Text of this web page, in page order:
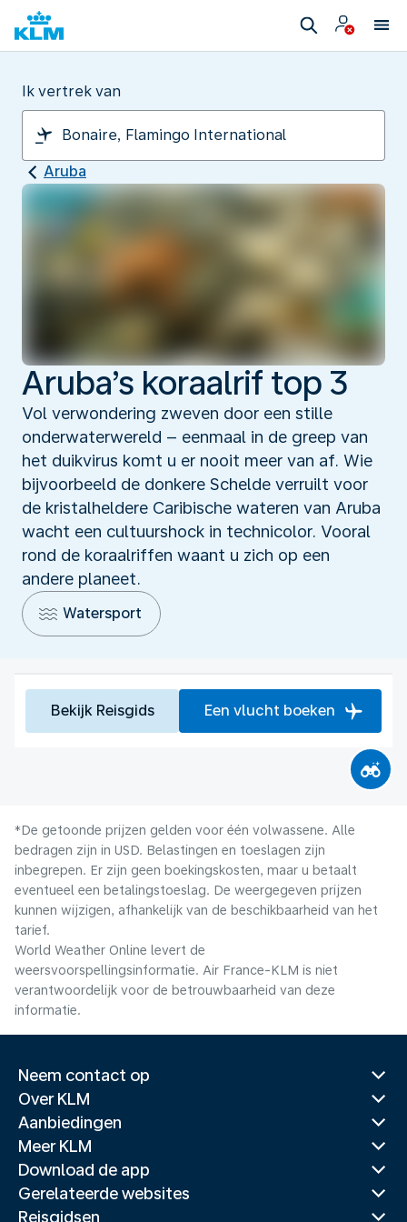
Ik vertrek van
Aruba
Aruba’s koraalrif top 3
Vol verwondering zweven door een stille
onderwaterwereld – eenmaal in de greep van
het duikvirus komt u er nooit meer van af. Wie
bijvoorbeeld de donkere Schelde verruilt voor
de kristalheldere Caribische wateren van Aruba
wacht een cultuurshock in technicolor. Vooral
rond de koraalriffen waant u zich op een
andere planeet.
Watersport
Bekijk Reisgids Een vlucht boeken
*De getoonde prijzen gelden voor één volwassene. Alle
bedragen zijn in USD. Belastingen en toeslagen zijn
inbegrepen. Er zijn geen boekingskosten, maar u betaalt
eventueel een betalingstoeslag. De weergegeven prijzen
kunnen wijzigen, afhankelijk van de beschikbaarheid van het
tarief.
World Weather Online levert de
weersvoorspellingsinformatie. Air France-KLM is niet
verantwoordelijk voor de betrouwbaarheid van deze
informatie.
Neem contact op
Over KLM
Aanbiedingen
Meer KLM
Download de app
Gerelateerde websites
Reisgidsen